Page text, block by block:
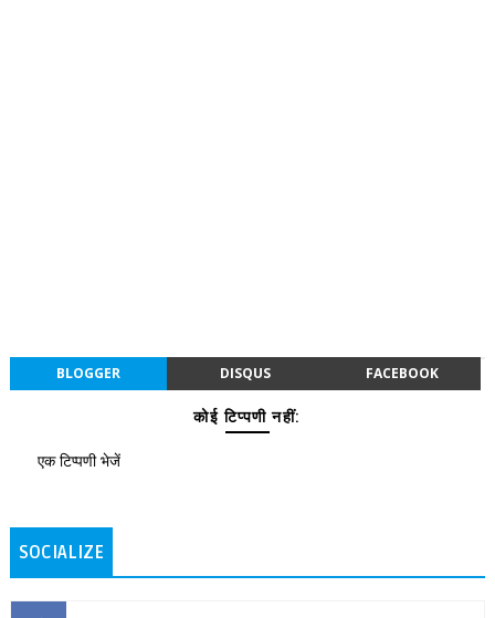
BLOGGER DISQUS FACEBOOK
कोई टिप्पणी नहीं:
एक टिप्पणी भेजें
SOCIALIZE